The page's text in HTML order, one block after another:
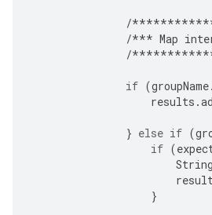
/
/*** Map
/
if (groupName.
results .
} else if (
if (
String
}